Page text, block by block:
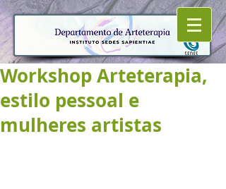
Workshop Arteterapia,
estilo pessoal e
mulheres artistas